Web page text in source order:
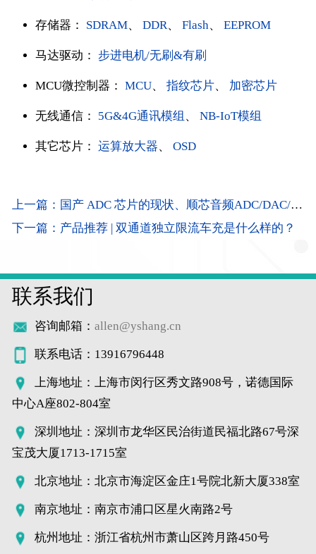
存储器： SDRAM、DDR、Flash、EEPROM
马达驱动： 步进电机/无刷&有刷
MCU微控制器：MCU、指纹芯片、 加密芯片
无线通信： 5G&4G通讯模组 、NB-IoT模组
其它芯片：运算放大器、OSD
上一篇：国产 ADC 芯片的现状、顺芯音频ADC/DAC/CODEC芯片的机遇
下一篇：产品推荐 | 双通道独立限流车充是什么样的？
联系我们
咨询邮箱： allen@yshang.cn
联系电话：13916796448
上海地址：上海市闵行区秀文路908号，诺德国际
中心A座802-804室
深圳地址：深圳市龙华区民治街道民福北路67号深
宝茂大厦1713-1715室
北京地址：北京市海淀区金庄1号院北新大厦338室
南京地址：南京市浦口区星火南路2号
杭州地址：浙江省杭州市萧山区跨月路450号